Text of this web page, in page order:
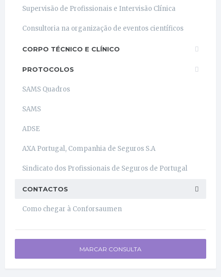
Supervisão de Profissionais e Intervisão Clínica
Consultoria na organização de eventos científicos
CORPO TÉCNICO E CLÍNICO
PROTOCOLOS
SAMS Quadros
SAMS
ADSE
AXA Portugal, Companhia de Seguros S.A
Sindicato dos Profissionais de Seguros de Portugal
CONTACTOS
Como chegar à Conforsaumen
MARCAR CONSULTA